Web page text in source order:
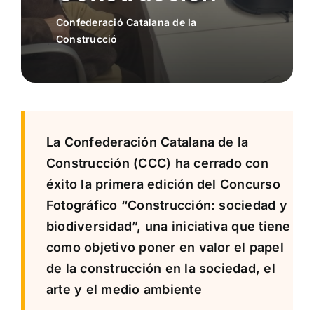
Confederació Catalana de la
Construcció
La Confederación Catalana de la
Construcción (CCC) ha cerrado con
éxito la primera edición del Concurso
Fotográfico “Construcción: sociedad y
biodiversidad”, una iniciativa que tiene
como objetivo poner en valor el papel
de la construcción en la sociedad, el
arte y el medio ambiente